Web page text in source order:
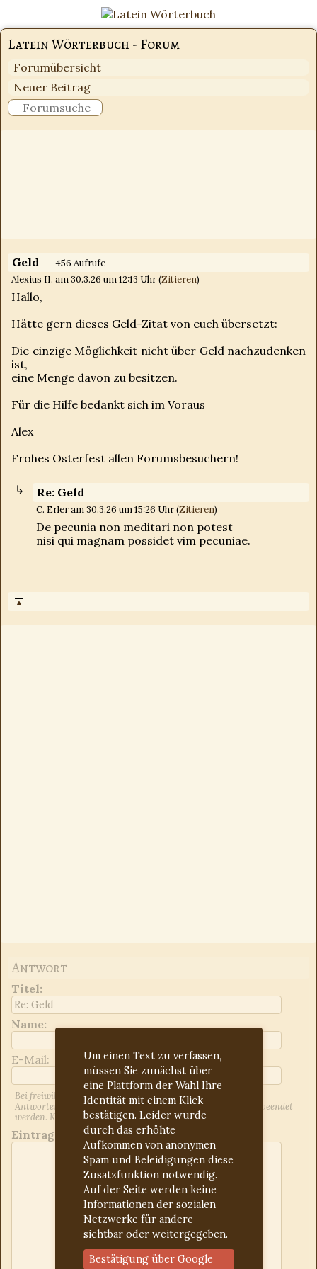
Latein Wörterbuch - Forum
Forumübersicht
Neuer Beitrag
Geld — 456 Aufrufe
Alexius II. am 30.3.26 um 12:13 Uhr (Zitieren)
Hallo,
Hätte gern dieses Geld-Zitat von euch übersetzt:
Die einzige Möglichkeit nicht über Geld nachzudenken
ist,
eine Menge davon zu besitzen.
Für die Hilfe bedankt sich im Voraus
Alex
Frohes Osterfest allen Forumsbesuchern!
Re: Geld
C. Erler am 30.3.26 um 15:26 Uhr (Zitieren)
De pecunia non meditari non potest
nisi qui magnam possidet vim pecuniae.
▲
Um einen Text zu verfassen,
müssen Sie zunächst über
eine Plattform der Wahl Ihre
Identität mit einem Klick
bestätigen. Leider wurde
durch das erhöhte
Aufkommen von anonymen
Spam und Beleidigungen diese
Zusatzfunktion notwendig.
Auf der Seite werden keine
Informationen der sozialen
Netzwerke für andere
sichtbar oder weitergegeben.
Bestätigung über Google
Antwort
Titel:
Name:
E-Mail:
Bei freiwilliger Angabe der E-Mail-Adresse werden Sie über
Antworten auf Ihren Beitrag informiert. Dies kann jederzeit beendet
werden. Kontrollieren Sie ggf. den Spam-Ordner.
Eintrag: